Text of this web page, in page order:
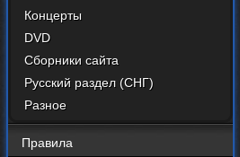
Концерты
DVD
Сборники сайта
Русский раздел (СНГ)
Разное
Правила